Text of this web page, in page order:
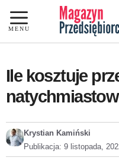
Przejdź
do
treści
MENU
Ile kosztuje
Krystian Kamiński
Publikacja: 9 listopada,